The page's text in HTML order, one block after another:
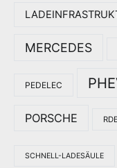
MERCEDES
PEDELEC
PORSCHE RDE
SCHNELL-LADESÄULE